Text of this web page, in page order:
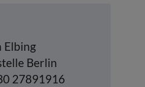
Elbing
Berlin
27891916